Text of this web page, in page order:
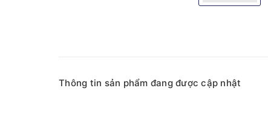
Thông tin sản phẩm đang được cập nhật